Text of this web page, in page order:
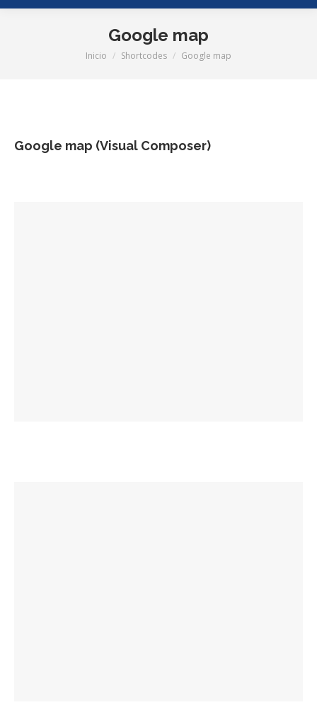
Google map
Estás aquí:
Inicio Shortcodes Google map
Google map (Visual Composer)